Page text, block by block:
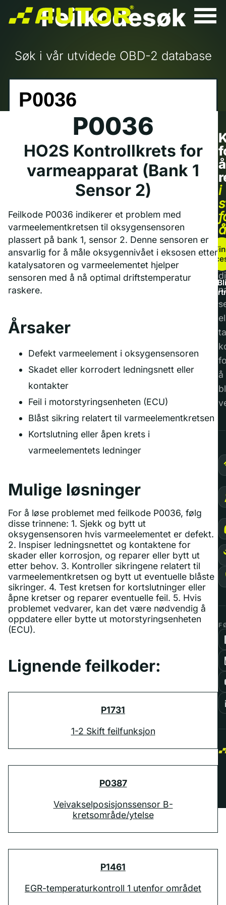
Feilkodesøk
Søk i vår utvidede OBD-2 database
P0036
HO2S Kontrollkrets for
varmeapparat (Bank 1
Sensor 2)
Feilkode P0036 indikerer et problem med
varmeelementkretsen til oksygensensoren
plassert på bank 1, sensor 2. Denne sensoren er
ansvarlig for å måle oksygennivået i eksosen etter
katalysatoren og varmeelementet hjelper
sensoren med å nå optimal driftstemperatur
raskere.
Årsaker
Defekt varmeelement i oksygensensoren
Skadet eller korrodert ledningsnett eller
kontakter
Feil i motorstyringsenheten (ECU)
Blåst sikring relatert til varmeelementkretsen
Kortslutning eller åpen krets i
varmeelementets ledninger
Mulige løsninger
For å løse problemet med feilkode P0036, følg
disse trinnene: 1. Sjekk og bytt ut
oksygensensoren hvis varmeelementet er defekt.
2. Inspiser ledningsnettet og kontaktene for
skader eller korrosjon, og reparer eller bytt ut
etter behov. 3. Kontroller sikringene relatert til
varmeelementkretsen og bytt ut eventuelle blåste
sikringer. 4. Test kretsen for kortslutninger eller
åpne kretser og reparer eventuelle feil. 5. Hvis
problemet vedvarer, kan det være nødvendig å
oppdatere eller bytte ut motorstyringsenheten
(ECU).
Lignende feilkoder:
P1731
1-2 Skift feilfunksjon
P0387
Veivakselposisjonssensor B-
kretsområde/ytelse
P1461
EGR-temperaturkontroll 1 utenfor området
å
i
å
ta
å
Bli